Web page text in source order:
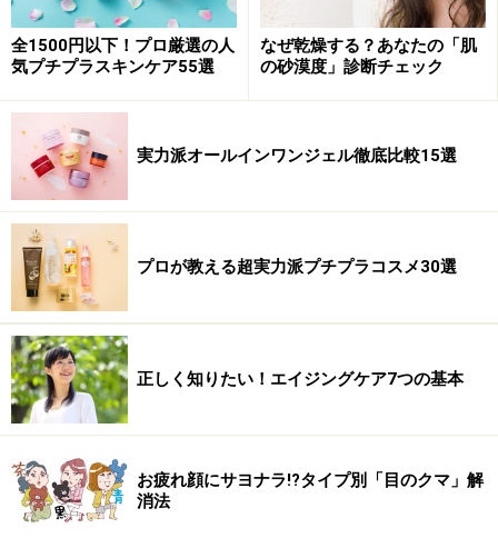
全1500円以下！プロ厳選の人
気プチプラスキンケア55選
なぜ乾燥する？あなたの「肌
の砂漠度」診断チェック
実力派オールインワンジェル徹底比較15選
プロが教える超実力派プチプラコスメ30選
正しく知りたい！エイジングケア7つの基本
お疲れ顔にサヨナラ!?タイプ別「目のクマ」解
消法